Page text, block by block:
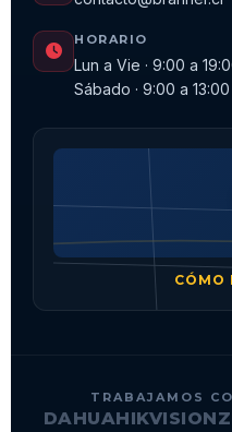
HORARIO
Lun a Vie · 9:00 a
Sábado · 9:00 a 13:00
CÓMO
TRABAJAMOS
DAHUAHIKVISION